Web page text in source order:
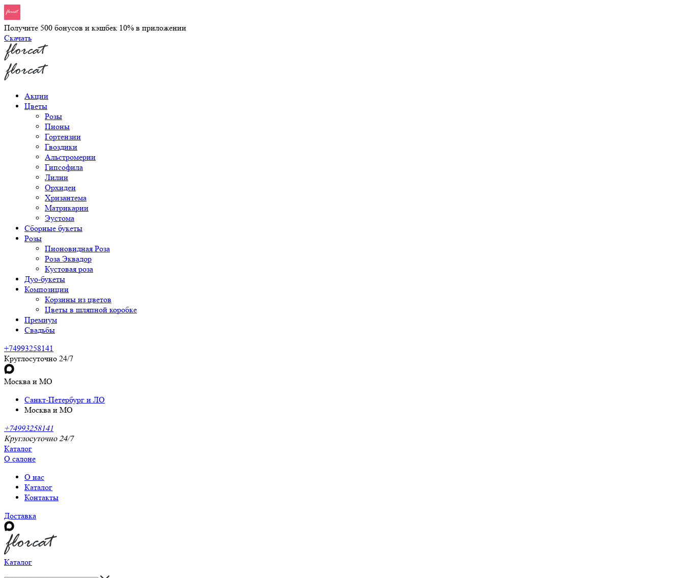
Получите 500 бонусов и кэшбек 10% в приложении
Скачать
Акции
Цветы
Розы
Пионы
Гортензии
Гвоздики
Альстромерии
Гипсофила
Лилии
Орхидеи
Хризантема
Матрикарии
Эустома
Сборные букеты
Розы
Пионовидная Роза
Роза Эквадор
Кустовая роза
Дуо-букеты
Композиции
Корзины из цветов
Цветы в шляпной коробке
Премиум
Свадьбы
+74993258141
Круглосуточно 24/7
Москва и МО
Санкт-Петербург и ЛО
Москва и МО
+74993258141
Круглосуточно 24/7
Каталог
О салоне
О нас
Каталог
Контакты
Доставка
Каталог